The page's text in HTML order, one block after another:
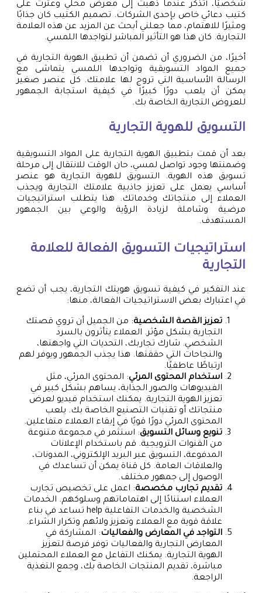
شخصيًا، أتذكر عندما ذهبت إلى معرض محلي وعثرت على
كتيب دعائي خاص بإحدى الشركات. تصميم الكتيب كان جذابًا
ومثيرًا للاهتمام، مما جعلني أبحث عن المزيد عن هذه العلامة
التجارية. كان هذا هو التأثير المباشر لتواجدها اللمسي.
أخيرًا، من الضروري أن تضمن أن تطبيق الهوية التجارية في
جميع المواد التسويقية وتواجدها اللمسي يتماشى مع
الرسالة الأساسية التي تروج لها علامتك. كل عنصر صغير
يمكن أن يلعب دورًا كبيرًا في كيفية استجابة الجمهور
للعروض التجارية الخاصة بك.
التسويق للهوية التجارية
بعد أن قمت بتطبيق الهوية التجارية على المواد التسويقية
وضمنتها وجود تواصل لمسي، حان الوقت للانتقال إلى مرحلة
تسويق هذه الهوية. التسويق للهوية التجارية هو عنصر
أساسي يعمل على تعزيز جاذبية علامتك التجارية ويجذب
العملاء إلى منتجاتك وخدماتك. هذا يتطلب استراتيجيات
مرضية وشاملة لزيادة الرؤية والوعي بين الجمهور
المستهدف.
استراتيجيات التسويق الفعالة للعلامة
التجارية
عند التفكير في كيفية تسويق هويتك التجارية، يجب أن تضع
في اعتبارك بعض الاستراتيجيات الفعالة، منها:
تعزيز القصة الشخصية: من الجميل أن تروي قصتك
التجارية بشكل مؤثر. العملاء يتأثرون بالسرد
الشخصي. شارك تجاربك، التحديات التي واجهتها،
والنجاحات التي حققتها. هذا يجذب الجمهور ويوفر لهم
ارتباطًا عاطفيًا.
استخدام المحتوى المرئي: المحتوى المرئي، مثل
الفيديوهات والصور الجذابة، يساهم بشكل كبير في
تعزيز الهوية التجارية. يمكنك استخدام فيديو لعرض
منتجاتك أو تقنيات التصنيع الخاصة بك. يلعب
المحتوى المرئي دورًا قويًا في إبقاء العملاء متفاعلين.
تنويع وسائل التسويق: استثمر في مجموعة متنوعة
من القنوات الترويجية. قم باستخدام الإعلانات
المدفوعة، التسويق عبر البريد الإلكتروني، المدونات،
والعلاقات العامة. كل قناة يمكن أن تساعدك في
الوصول إلى جمهور مختلف.
تقديم تجارب مخصصة: اعمل على تخصيص تجارب
العملاء استنادًا إلى اهتماماتهم وسلوكهم. الخدمات
الشخصية والخدمات التفاعلية help تساعد في بناء
علاقة قوية مع العملاء وتعزيز ولائهم وتكرار الشراء.
التواجد في المعارض والفعاليات: المشاركة في
المعارض التجارية والفعاليات توفر فرصة لتعزيز
الهوية التجارية. يمكنك التفاعل مع العملاء المحتملين
مباشرة، تقديم المنتجات الخاصة بك، وجمع التغذية
الراجعة.